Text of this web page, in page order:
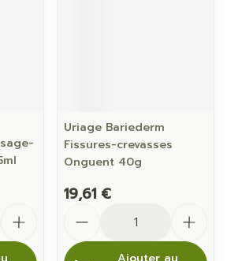
Uriage Bariederm
Fissures-crevasses
Onguent 40g
19,61 €